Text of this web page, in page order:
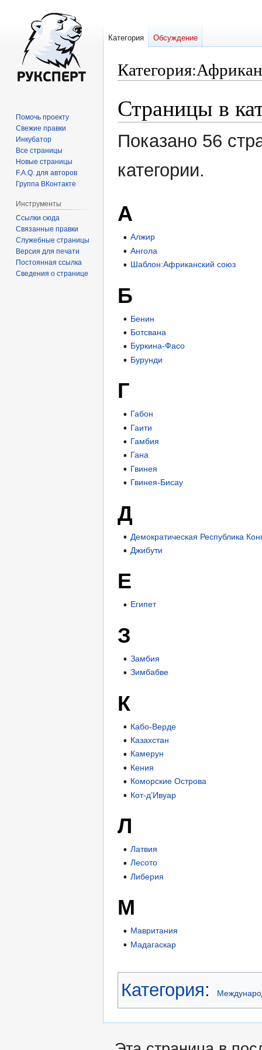
Категория:
к
навигации
к
поиску
Страницы в
Показано 56
категории.
А
Алжир
Ангола
Шаблон:Африканский союз
Б
Бенин
Ботсвана
Буркина-Фасо
Бурунди
Г
Габон
Гаити
Гамбия
Гана
Гвинея
Гвинея-Бисау
Д
Демократическая Республика
Джибути
Е
Египет
З
Замбия
Зимбабве
К
Кабо-Верде
Казахстан
Камерун
Кения
Коморские Острова
Кот-д’Ивуар
Л
Латвия
Лесото
Либерия
М
Мавритания
Мадагаскар
Категория:
Категория Обсуждение
Помочь проекту
Свежие правки
Инкубатор
Все страницы
Новые страницы
F.A.Q. для авторов
Группа ВКонтакте
Инструменты
Ссылки сюда
Связанные правки
Служебные страницы
Версия для печати
Постоянная ссылка
Сведения о странице